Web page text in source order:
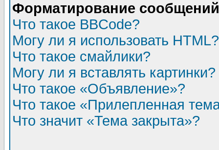
Форматирование
Что такое BBCode?
Могу ли я использовать HTML?
Что такое смайлики?
Могу ли я вставлять картинки?
Что такое «Объявление»?
Что такое «Прилепленная
Что значит «Тема закрыта»?